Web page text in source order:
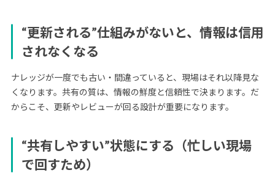
“更新される”仕組みがないと、情報は信用
されなくなる
ナレッジが一度でも古い・間違っていると、現場はそれ以降見な
くなります。共有の質は、情報の鮮度と信頼性で決まります。だ
からこそ、更新やレビューが回る設計が重要になります。
“共有しやすい”状態にする（忙しい現場
で回すため）